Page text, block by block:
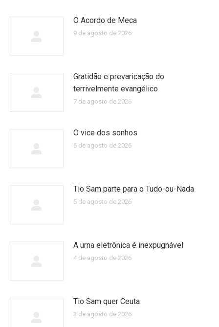
O Acordo de Meca
9 de agosto de 2026
Gratidão e prevaricação do
terrivelmente evangélico
7 de agosto de 2026
O vice dos sonhos
6 de agosto de 2026
Tio Sam parte para o Tudo-ou-Nada
5 de agosto de 2026
A urna eletrônica é inexpugnável
4 de agosto de 2026
Tio Sam quer Ceuta
3 de agosto de 2026